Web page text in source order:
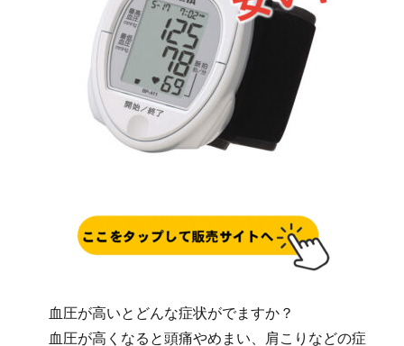
血圧が高いとどんな症状がでますか？
血圧が高くなると頭痛やめまい、肩こりなどの症